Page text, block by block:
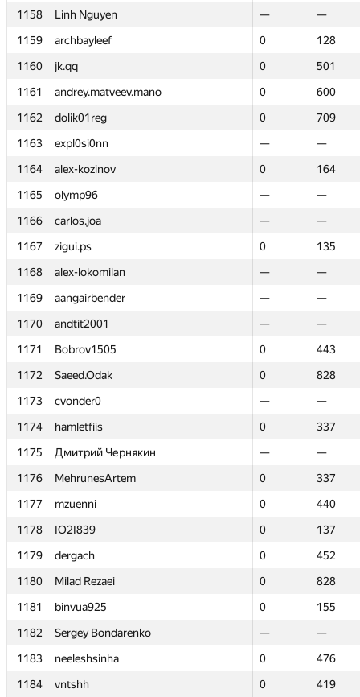
1158
Linh Nguyen —
—
1159
archbayleef 0
128
1160
jk.qq 0
501
1161
andrey.matveev.mano 0
600
1162
dolik01reg 0
709
1163
expl0si0nn —
—
1164
alex-kozinov 0
164
1165
olymp96 —
—
1166
carlos.joa —
—
1167
zigui.ps 0
135
1168
alex-lokomilan —
—
1169
aangairbender —
—
1170
andtit2001 —
—
1171
Bobrov1505 0
443
1172
Saeed.Odak 0
828
1173
cvonder0 —
—
1174
hamletfiis 0
337
1175
Дмитрий Чернякин —
—
1176
MehrunesArtem 0
337
1177
mzuenni 0
440
1178
IO2I839 0
137
1179
dergach 0
452
1180
Milad Rezaei 0
828
1181
binvua925 0
155
1182
Sergey Bondarenko —
—
1183
neeleshsinha 0
476
1184
vntshh 0
419
1158
Linh Nguyen —
—
1159
archbayleef 0
128
1160
jk.qq 0
501
1161
andrey.matveev.mano 0
600
1162
dolik01reg 0
709
1163
expl0si0nn —
—
1164
alex-kozinov 0
164
1165
olymp96 —
—
1166
carlos.joa —
—
1167
zigui.ps 0
135
1168
alex-lokomilan —
—
1169
aangairbender —
—
1170
andtit2001 —
—
1171
Bobrov1505 0
443
1172
Saeed.Odak 0
828
1173
cvonder0 —
—
1174
hamletfiis 0
337
1175
Дмитрий Чернякин —
—
1176
MehrunesArtem 0
337
1177
mzuenni 0
440
1178
IO2I839 0
137
1179
dergach 0
452
1180
Milad Rezaei 0
828
1181
binvua925 0
155
1182
Sergey Bondarenko —
—
1183
neeleshsinha 0
476
1184
vntshh 0
419